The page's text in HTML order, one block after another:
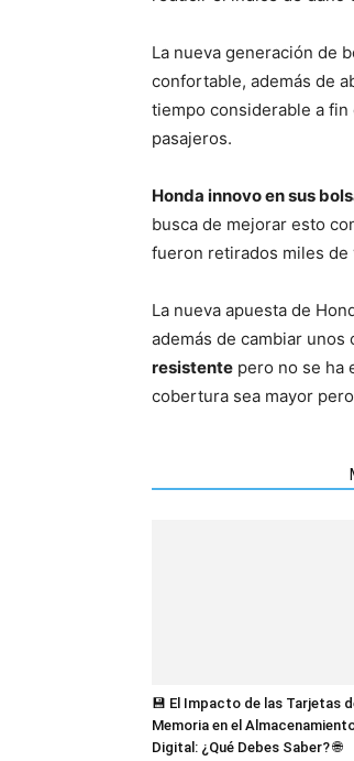
La nueva generación de
confortable, además de
tiempo considerable a
pasajeros.
Honda innovo en sus
busca de mejorar esto
fueron retirados miles de
La nueva apuesta de
además de cambiar
resistente pero no se ha
cobertura sea mayor
💾 El Impacto de las Tarjetas
Memoria en el
Digital: ¿Qué Debes Saber? 🌐